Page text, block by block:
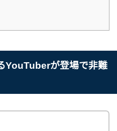
YouTuberが登場で非難